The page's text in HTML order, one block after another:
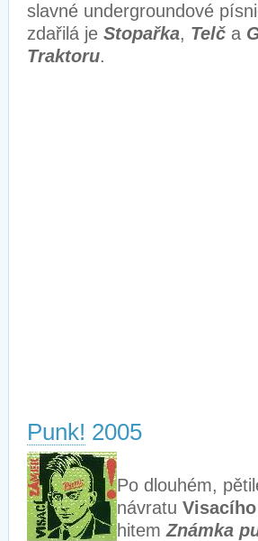
slavné undergroundové
zdařilá je Stopařka, Telč a
Traktoru.
Punk! 2005
Po dlouhém,
návratu
hitemZnámka